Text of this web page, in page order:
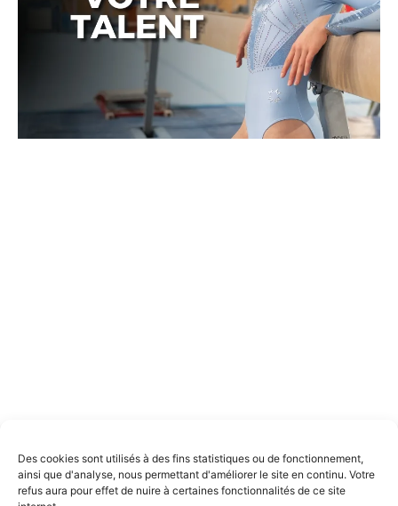
Des cookies sont utilisés à des fins statistiques ou de fonctionnement,
ainsi que d'analyse, nous permettant d'améliorer le site en continu. Votre
refus aura pour effet de nuire à certaines fonctionnalités de ce site